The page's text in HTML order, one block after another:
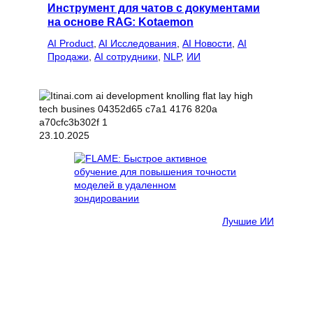
Инструмент для чатов с документами
на основе RAG: Kotaemon
AI Product AI Исследования AI Новости AI
Продажи AI сотрудники NLP, ИИ
23.10.2025
Лучшие ИИ